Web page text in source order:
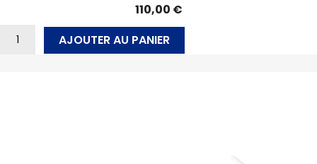
110,00 €
AJOUTER AU PANIER